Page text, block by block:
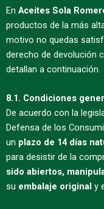
En Aceites Sola
productos de la más
motivo no quedas
derecho de devolución
detallan a continuación.
8.1. Condiciones
De acuerdo con la
Defensa de los
un plazo de 14 días
para desistir de la
sido abiertos,
su embalaje original y